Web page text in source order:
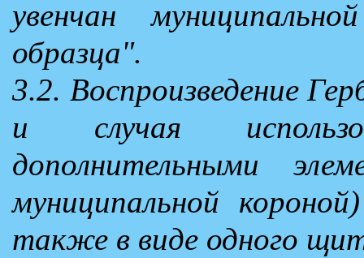
увенчан
образца".
3.2. Воспроизведение
и случая
дополнительными
муниципальной
также в виде одного